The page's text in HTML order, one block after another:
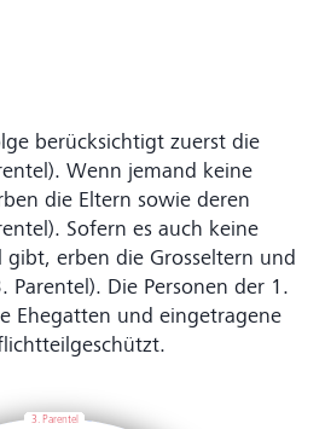
berücksichtigt zuerst die
Wenn jemand keine
die Eltern sowie deren
Sofern es auch keine
gibt, erben die Grosseltern und
Parentel). Die Personen der 1.
Ehegatten und eingetragene
3. Parentel